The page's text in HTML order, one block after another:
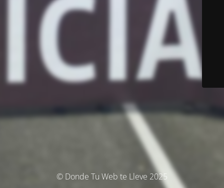
© Donde Tu Web te Lleve 2025